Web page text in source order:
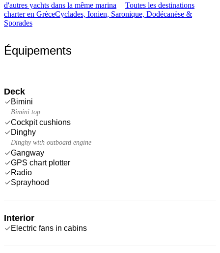
d'autres yachts dans la même marina
Toutes les destinations
charter en GrèceCyclades, Ionien, Saronique, Dodécanèse &
Sporades
Équipements
Deck
Bimini
Bimini top
Cockpit cushions
Dinghy
Dinghy with outboard engine
Gangway
GPS chart plotter
Radio
Sprayhood
Interior
Electric fans in cabins